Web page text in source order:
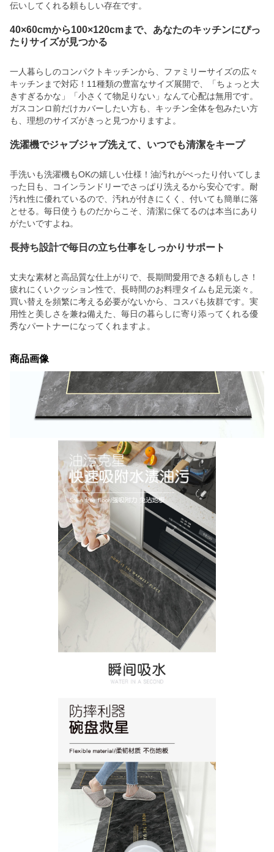
伝いしてくれる頼もしい存在です。
40×60cmから100×120cmまで、あなたのキッチンにぴっ
たりサイズが見つかる
一人暮らしのコンパクトキッチンから、ファミリーサイズの広々
キッチンまで対応！11種類の豊富なサイズ展開で、「ちょっと大
きすぎるかな」「小さくて物足りない」なんて心配は無用です。
ガスコンロ前だけカバーしたい方も、キッチン全体を包みたい方
も、理想のサイズがきっと見つかりますよ。
洗濯機でジャブジャブ洗えて、いつでも清潔をキープ
手洗いも洗濯機もOKの嬉しい仕様！油汚れがべったり付いてしま
った日も、コインランドリーでさっぱり洗えるから安心です。耐
汚れ性に優れているので、汚れが付きにくく、付いても簡単に落
とせる。毎日使うものだからこそ、清潔に保てるのは本当にあり
がたいですよね。
長持ち設計で毎日の立ち仕事をしっかりサポート
丈夫な素材と高品質な仕上がりで、長期間愛用できる頼もしさ！
疲れにくいクッション性で、長時間のお料理タイムも足元楽々。
買い替えを頻繁に考える必要がないから、コスパも抜群です。実
用性と美しさを兼ね備えた、毎日の暮らしに寄り添ってくれる優
秀なパートナーになってくれますよ。
商品画像